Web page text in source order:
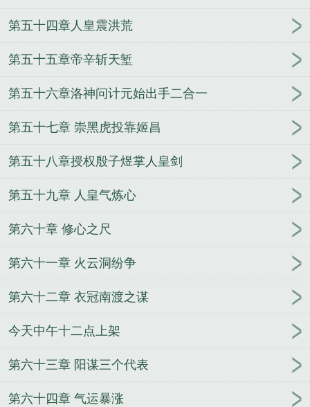
第五十四章人皇震洪荒
第五十五章帝辛斩天堑
第五十六章洛神问计元始出手二合一
第五十七章 崇黑虎投靠姬昌
第五十八章授权殷子煜掌人皇剑
第五十九章 人皇气炼心
第六十章 修心之尺
第六十一章 火云洞纷争
第六十二章 衣冠南渡之谋
今天中午十二点上架
第六十三章 阳谋三个代表
第六十四章 气运暴涨